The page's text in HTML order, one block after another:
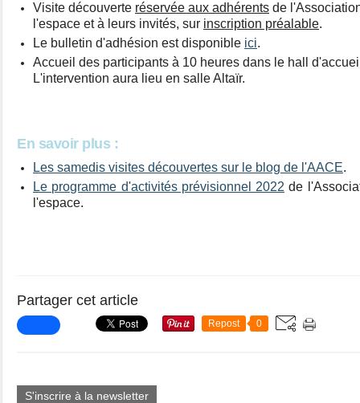
Visite découverte réservée aux adhérents de
l'espace et à leurs invités, sur inscription préalable.
Le bulletin d'adhésion est disponible ici.
Accueil des participants à 10 heures dans le hall
L'intervention aura lieu en salle Altaïr.
En savoir plus :
Les samedis visites découvertes sur le blog de l'AACE.
Le programme d'activités prévisionnel 2022 de
l'espace.
Partager cet article
Repost 0
S'inscrire à la newsletter